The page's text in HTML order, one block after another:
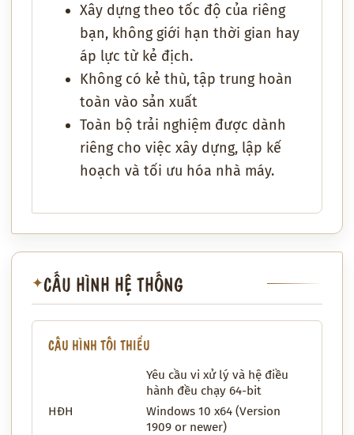
Xây dựng theo tốc độ của riêng
bạn, không giới hạn thời gian hay
áp lực từ kẻ địch.
Không có kẻ thù, tập trung hoàn
toàn vào sản xuất
Toàn bộ trải nghiệm được dành
riêng cho việc xây dựng, lập kế
hoạch và tối ưu hóa nhà máy.
✦CẤU HÌNH HỆ THỐNG
CẤU HÌNH TỐI THIỂU
Yêu cầu vi xử lý và hệ điều
hành đều chạy 64-bit
HĐH
Windows 10 x64 (Version
1909 or newer)